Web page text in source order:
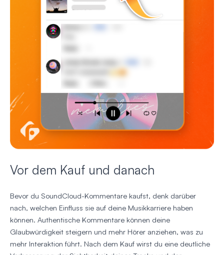
Vor dem Kauf und danach
Bevor du SoundCloud-Kommentare kaufst, denk darüber
nach, welchen Einfluss sie auf deine Musikkarriere haben
können. Authentische Kommentare können deine
Glaubwürdigkeit steigern und mehr Hörer anziehen, was zu
mehr Interaktion führt. Nach dem Kauf wirst du eine deutliche